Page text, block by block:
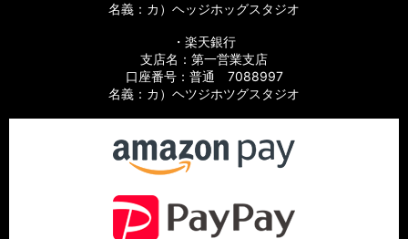
名義：カ）ヘッジホッグスタジオ
・楽天銀行
支店名：第一営業支店
口座番号：普通 7088997
名義：カ）ヘツジホツグスタジオ